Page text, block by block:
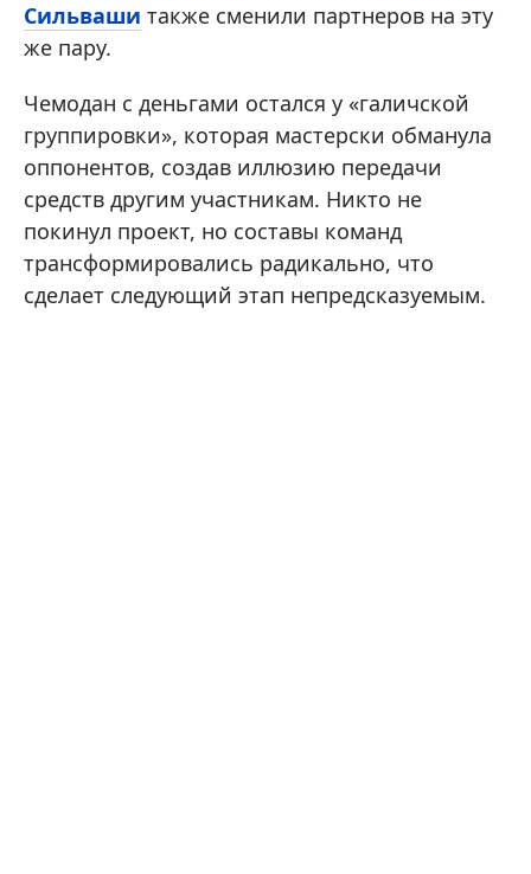
Сильваши также сменили партнеров на эту
же пару.
Чемодан с деньгами остался у «галичской
группировки», которая мастерски обманула
оппонентов, создав иллюзию передачи
средств другим участникам. Никто не
покинул проект, но составы команд
трансформировались радикально, что
сделает следующий этап непредсказуемым.